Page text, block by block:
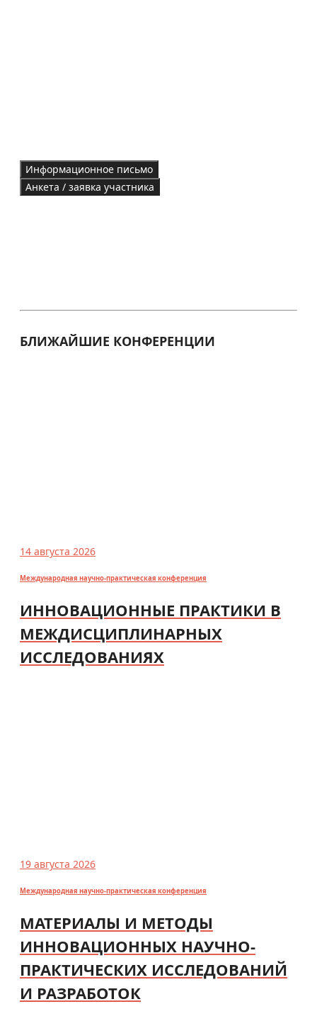
Информационное письмо
Анкета / заявка участника
БЛИЖАЙШИЕ КОНФЕРЕНЦИИ
14 августа 2026
Международная научно-практическая конференция
ИННОВАЦИОННЫЕ ПРАКТИКИ В
МЕЖДИСЦИПЛИНАРНЫХ
ИССЛЕДОВАНИЯХ
19 августа 2026
Международная научно-практическая конференция
МАТЕРИАЛЫ И МЕТОДЫ
ИННОВАЦИОННЫХ НАУЧНО-
ПРАКТИЧЕСКИХ ИССЛЕДОВАНИЙ
И РАЗРАБОТОК